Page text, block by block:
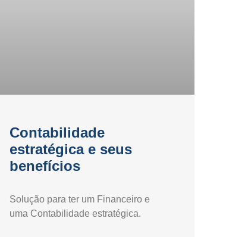
Contabilidade
estratégica e seus
benefícios
Solução para ter um Financeiro e
uma Contabilidade estratégica.